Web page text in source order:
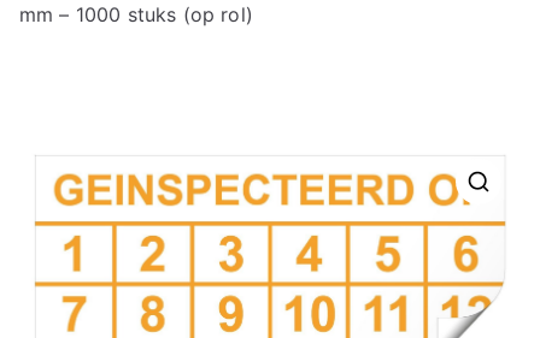
mm – 1000 stuks (op rol)
🔍